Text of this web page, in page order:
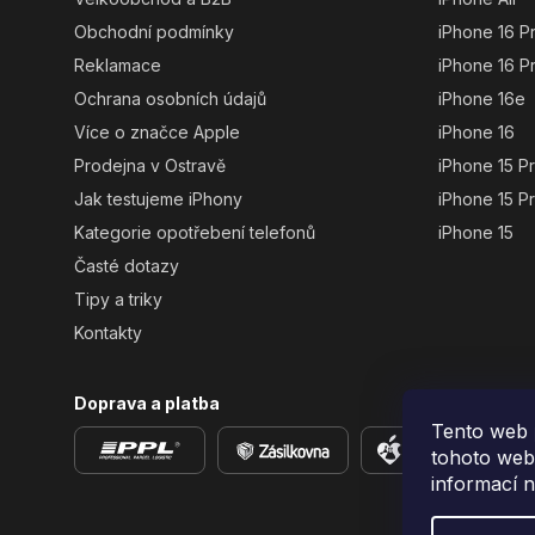
Tento
tohoto
informací
Obchodní podmínky
Reklamace
Ochrana osobních údajů
Více o značce Apple
Prodejna v Ostravě
Jak testujeme iPhony
Kategorie opotřebení telefonů
Časté dotazy
Tipy a triky
Kontakty
iPhone 16
iPhone 16
iPhone 16e
iPhone 16
iPhone 15
iPhone 15
iPhone 15
Doprava a platba